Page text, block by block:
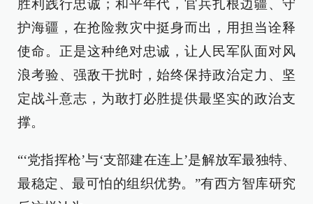
胜利践行忠诚；和平年代，官兵扎根边疆、守
护海疆，在抢险救灾中挺身而出，用担当诠释
使命。正是这种绝对忠诚，让人民军队面对风
浪考验、强敌干扰时，始终保持政治定力、坚
定战斗意志，为敢打必胜提供最坚实的政治支
撑。
“‘党指挥枪’与‘支部建在连上’是解放军最独特、
最稳定、最可怕的组织优势。”有西方智库研究